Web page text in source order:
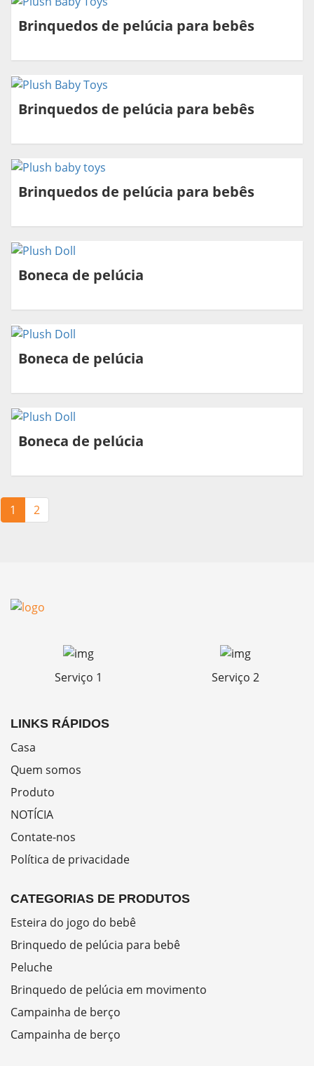
Brinquedos de pelúcia para bebês
Brinquedos de pelúcia para bebês
Brinquedos de pelúcia para bebês
Boneca de pelúcia
Boneca de pelúcia
Boneca de pelúcia
1 2
Serviço 1 Serviço 2
LINKS RÁPIDOS
Casa
Quem somos
Produto
NOTÍCIA
Contate-nos
Política de privacidade
CATEGORIAS DE PRODUTOS
Esteira do jogo do bebê
Brinquedo de pelúcia para bebê
Peluche
Brinquedo de pelúcia em movimento
Campainha de berço
Campainha de berço